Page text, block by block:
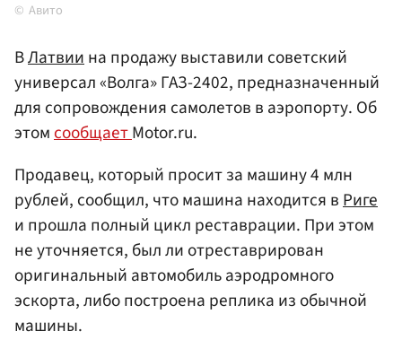
Авито
ВЛатвиина продажу выставили советский
универсал «Волга» ГАЗ-2402, предназначенный
для сопровождения самолетов в аэропорту. Об
этомсообщаетMotor.ru.
Продавец, который просит за машину 4 млн
рублей, сообщил, что машина находится вРиге
и прошла полный цикл реставрации. При этом
не уточняется, был ли отреставрирован
оригинальный автомобиль аэродромного
эскорта, либо построена реплика из обычной
машины.